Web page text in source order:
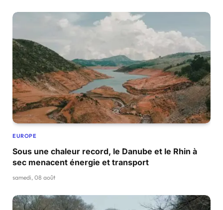
EUROPE
Sous une chaleur record, le Danube et le Rhin à
sec menacent énergie et transport
samedi, 08 août